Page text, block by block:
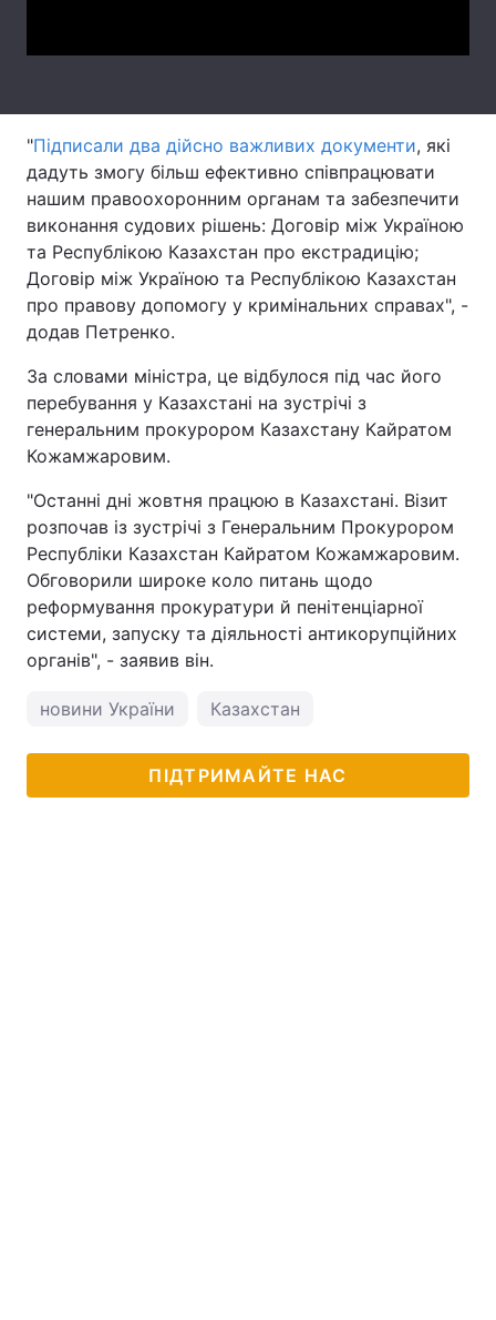
"Підписали два дійсно важливих документи, які
дадуть змогу більш ефективно співпрацювати
нашим правоохоронним органам та забезпечити
виконання судових рішень: Договір між Україною
та Республікою Казахстан про екстрадицію;
Договір між Україною та Республікою Казахстан
про правову допомогу у кримінальних справах", -
додав Петренко.
За словами міністра, це відбулося під час його
перебування у Казахстані на зустрічі з
генеральним прокурором Казахстану Кайратом
Кожамжаровим.
"Останні дні жовтня працюю в Казахстані. Візит
розпочав із зустрічі з Генеральним Прокурором
Республіки Казахстан Кайратом Кожамжаровим.
Обговорили широке коло питань щодо
реформування прокуратури й пенітенціарної
системи, запуску та діяльності антикорупційних
органів", - заявив він.
новини України Казахстан
ПІДТРИМАЙТЕ НАС